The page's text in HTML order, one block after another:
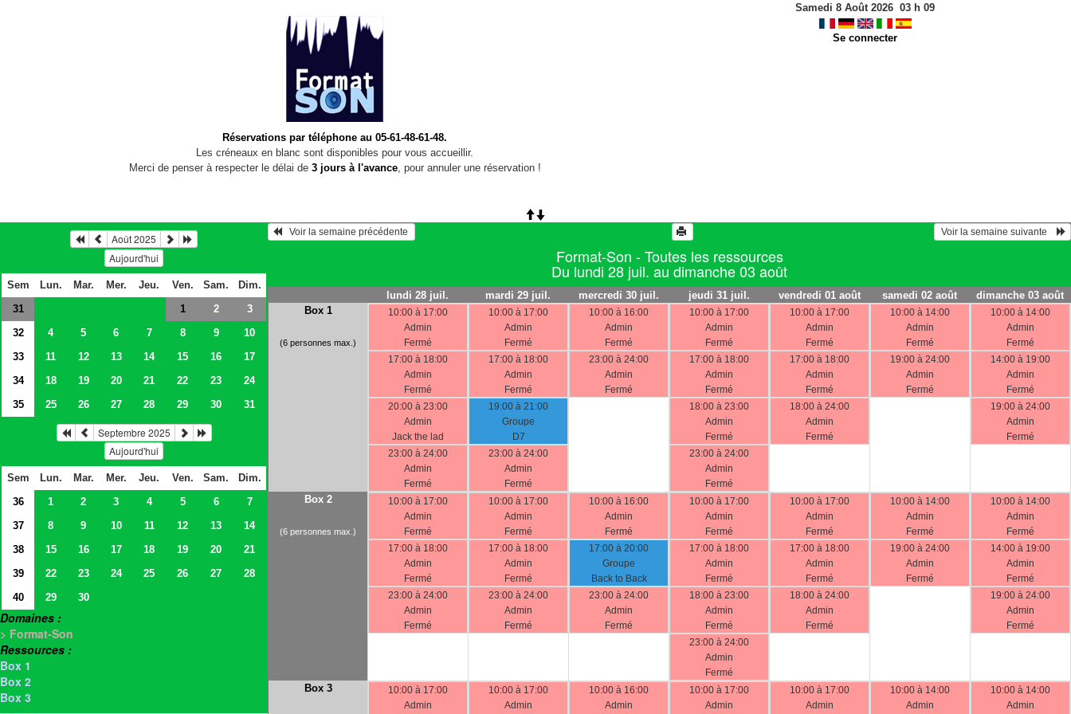
Réservations par téléphone au 05-61-48-61-48.
Les créneaux en blanc sont disponibles pour vous accueillir.
Merci de penser à respecter le délai de 3 jours à l'avance, pour annuler une réservation !
Samedi 8 Août 2026 03 h 09
Se connecter
Août 2025
Aujourd'hui
Sem Lun. Mar. Mer. Jeu. Ven. Sam.
Dim.
31
1 2
3
32
4 5 6 7 8 9
10
33
11 12 13 14 15 16
17
34
18 19 20 21 22 23
24
35
25 26 27 28 29 30 31
Septembre 2025
Aujourd'hui
Sem Lun. Mar. Mer. Jeu. Ven. Sam.
Dim.
36
1 2 3 4 5 6
7
37
8 9 10 11 12 13
14
38
15 16 17 18 19 20
21
39
22 23 24 25 26 27
28
40
29 30
Domaines :
> Format-Son
Ressources :
Box 1
Box 2
Box 3
Voir la semaine suivante
Format-Son - Toutes les ressources
Du lundi 28 juil. au dimanche 03 août
lundi 28 juil. mardi 29 juil. mercredi 30 juil. jeudi 31 juil. vendredi 01 août samedi 02 août
dimanche 03 août
Box 1
(6 personnes max.)
10:00 à 17:00
Admin
Fermé
17:00 à 18:00
Admin
Fermé
20:00 à 23:00
Admin
Jack the lad
23:00 à 24:00
Admin
Fermé
10:00 à 17:00
Admin
Fermé
17:00 à 18:00
Admin
Fermé
19:00 à 21:00
Groupe
D7
23:00 à 24:00
Admin
Fermé
10:00 à 16:00
Admin
Fermé
23:00 à 24:00
Admin
Fermé
10:00 à 17:00
Admin
Fermé
17:00 à 18:00
Admin
Fermé
18:00 à 23:00
Admin
Fermé
23:00 à 24:00
Admin
Fermé
10:00 à 17:00
Admin
Fermé
17:00 à 18:00
Admin
Fermé
18:00 à 24:00
Admin
Fermé
10:00 à 14:00
Admin
Fermé
19:00 à 24:00
Admin
Fermé
10:00 à 14:00
Admin
Fermé
14:00 à 19:00
Admin
Fermé
19:00 à 24:00
Admin
Fermé
Box 2
(6 personnes max.)
10:00 à 17:00
Admin
Fermé
17:00 à 18:00
Admin
Fermé
23:00 à 24:00
Admin
Fermé
10:00 à 17:00
Admin
Fermé
17:00 à 18:00
Admin
Fermé
23:00 à 24:00
Admin
Fermé
10:00 à 16:00
Admin
Fermé
17:00 à 20:00
Groupe
Back to Back
23:00 à 24:00
Admin
Fermé
10:00 à 17:00
Admin
Fermé
17:00 à 18:00
Admin
Fermé
18:00 à 23:00
Admin
Fermé
23:00 à 24:00
Admin
Fermé
10:00 à 17:00
Admin
Fermé
17:00 à 18:00
Admin
Fermé
18:00 à 24:00
Admin
Fermé
10:00 à 14:00
Admin
Fermé
19:00 à 24:00
Admin
Fermé
10:00 à 14:00
Admin
Fermé
14:00 à 19:00
Admin
Fermé
19:00 à 24:00
Admin
Fermé
Box 3
10:00 à 17:00
Admin
10:00 à 17:00
Admin
10:00 à 16:00
Admin
10:00 à 17:00
Admin
10:00 à 17:00
Admin
10:00 à 14:00
Admin
10:00 à 14:00
Admin